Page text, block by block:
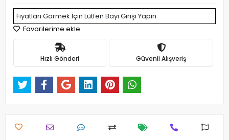
Fiyatları Görmek İçin Lütfen Bayi Girişi Yapın
Favorilerime ekle
Hızlı Gönderi Güvenli Alışveriş